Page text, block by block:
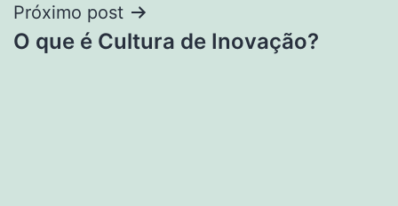
Próximo post
O que é Cultura de Inovação?